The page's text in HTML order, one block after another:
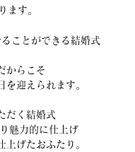
ます。
ことができる結婚式
からこそ
を迎えられます。
だく結婚式
魅力的に仕上げ
上げたおふたり。